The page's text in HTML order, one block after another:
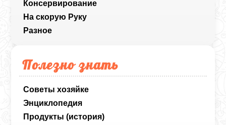
Консервирование
На скорую Руку
Разное
Полезно знать
Советы хозяйке
Энциклопедия
Продукты (история)